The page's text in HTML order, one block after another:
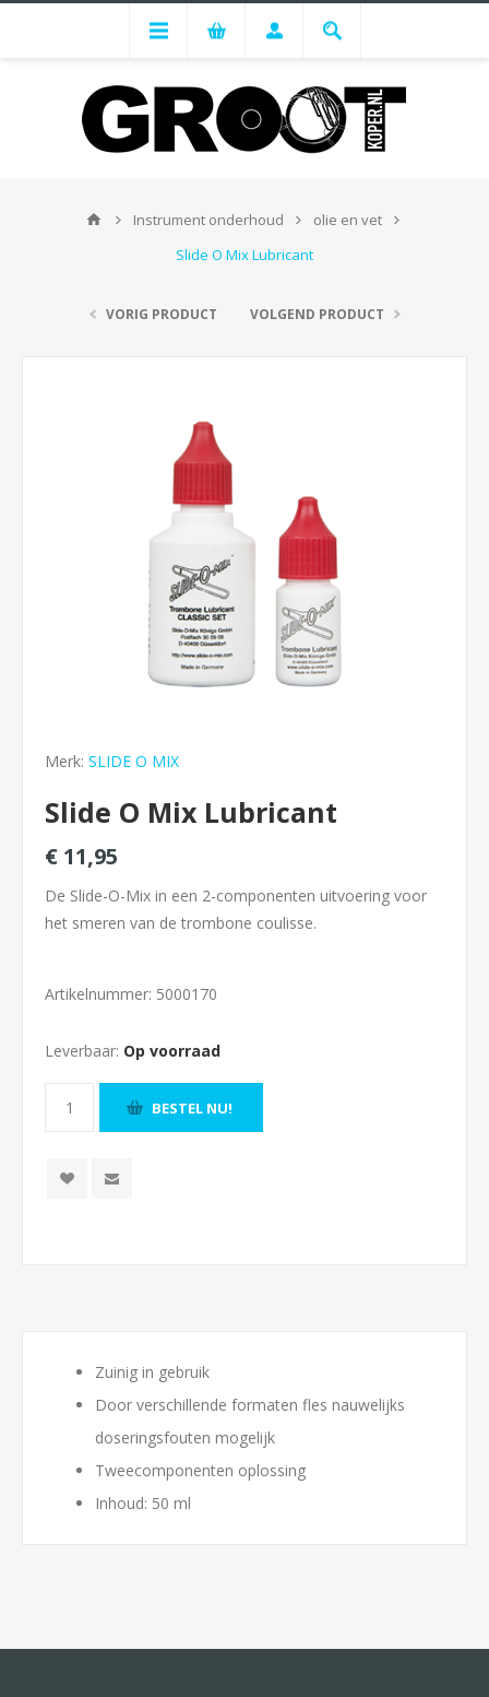
Instrument onderhoud
olie en vet
Slide O Mix Lubricant
VORIG PRODUCT VOLGEND PRODUCT
Merk: SLIDE O MIX
Slide O Mix Lubricant
€ 11,95
De Slide-O-Mix in een 2-componenten uitvoering voor
het smeren van de trombone coulisse.
Artikelnummer: 5000170
Leverbaar: Op voorraad
BESTEL NU!
Zuinig in gebruik
Door verschillende formaten fles nauwelijks
doseringsfouten mogelijk
Tweecomponenten oplossing
Inhoud: 50 ml